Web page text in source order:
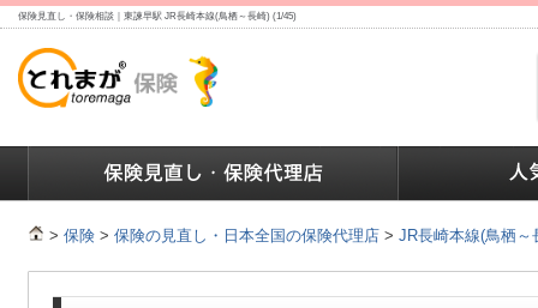
保険見直し・保険相談｜東諫早駅 JR長崎本線(鳥栖～長崎) (1/45)
> 保険 > 保険の見直し・日本全国の保険代理店 > JR長崎本線(鳥栖～